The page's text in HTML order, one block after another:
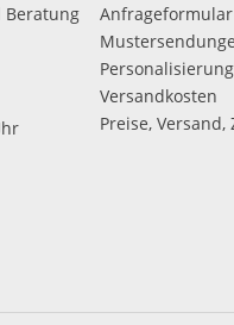
Beratung
Anfrageformular
Personalisierung
Versandkosten
Preise,